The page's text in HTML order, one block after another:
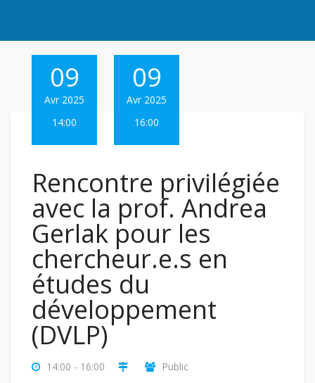
09
Avr 2025
14:00
09
Avr 2025
16:00
Rencontre privilégiée
avec la prof. Andrea
Gerlak pour les
chercheur.e.s en
études du
développement
(DVLP)
14:00 - 16:00 Public